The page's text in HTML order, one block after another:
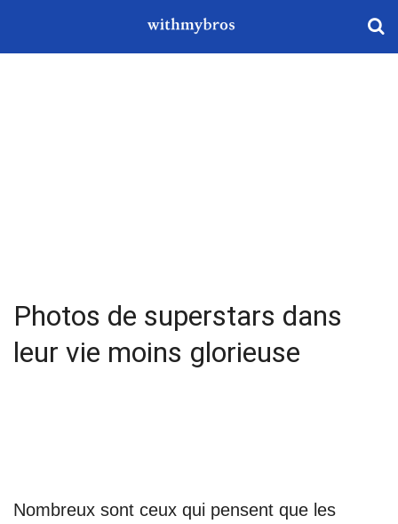
Photos de superstars dans
leur vie moins glorieuse
Nombreux sont ceux qui pensent que les